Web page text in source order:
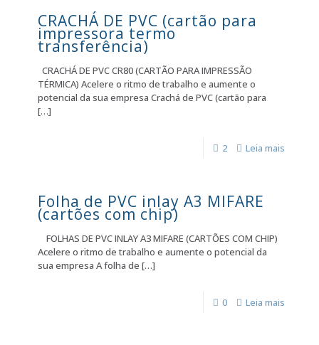
CRACHÁ DE PVC (cartão para
impressora termo
transferência)
CRACHÁ DE PVC CR80 (CARTÃO PARA IMPRESSÃO
TÉRMICA) Acelere o ritmo de trabalho e aumente o
potencial da sua empresa Crachá de PVC (cartão para
[…]
2 Leia mais
Folha de PVC inlay A3 MIFARE
(cartões com chip)
FOLHAS DE PVC INLAY A3 MIFARE (CARTÕES COM CHIP)
Acelere o ritmo de trabalho e aumente o potencial da
sua empresa A folha de […]
0 Leia mais